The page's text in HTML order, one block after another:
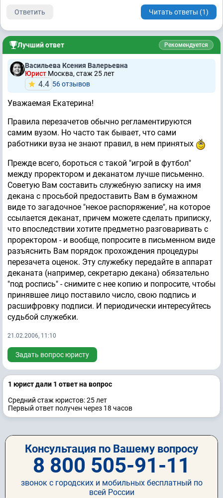
Ответить Читать ответы (1)
Лучший ответ Рекомендуется
Васильева Ксения Валерьевна
Юрист Москва, стаж 25 лет
4.4 56 отзывов
Уважаемая Екатерина!
Правила перезачетов обычно регламентируются
самим вузом. Но часто так бывает, что сами
работники вуза не знают правил, в нем принятых
Прежде всего, бороться с такой "игрой в футбол"
между проректором и деканатом лучше письменно.
Советую Вам составить служебную записку на имя
декана с просьбой предоставить Вам в бумажном
виде то загадочное "некое распоряжение", на которое
ссылается деканат, причем можете сделать приписку,
что впоследствии хотите предметно разговаривать с
проректором - и вообще, попросите в письменном виде
разъяснить Вам порядок прохождения процедуры
перезачета оценок. Эту служебку передайте в аппарат
деканата (например, секретарю декана) обязательно
"под роспись" - снимите с нее копию и попросите, чтобы
принявшее лицо поставило число, свою подпись и
расшифровку подписи. И периодически интересуйтесь
судьбой служебки.
21.02.2006, 11:10
Задать вопрос юристу
1 юрист дали 1 ответ на вопрос
Средний стаж юристов: 25 лет
Первый ответ получен через 18 часов
Консультация по Вашему вопросу
8 800 505-91-11
звонок с городских и мобильных бесплатный по
всей России